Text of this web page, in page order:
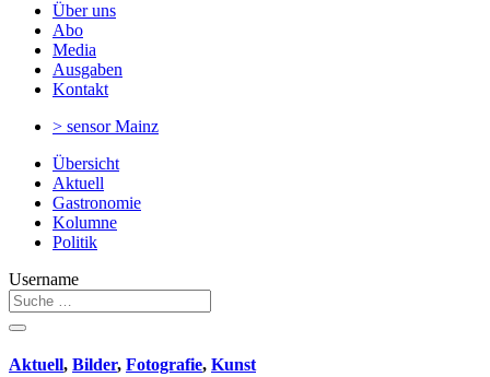
Über uns
Abo
Media
Ausgaben
Kontakt
> sensorMainz
Übersicht
Aktuell
Gastronomie
Kolumne
Politik
Username
Aktuell, Bilder, Fotografie, Kunst